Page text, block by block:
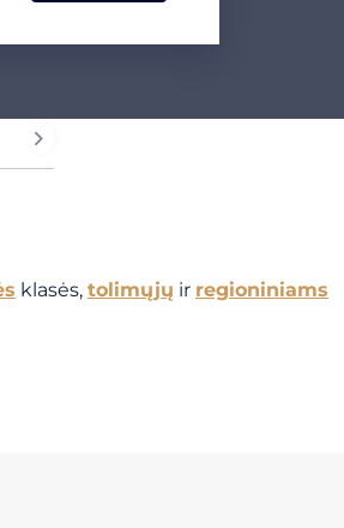
klasės, tolimųjų ir regioniniams